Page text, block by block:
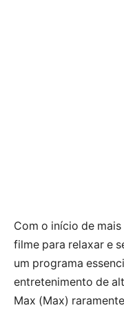
Com o início de
filme para relaxar e
um programa
entretenimento de
Max (Max)